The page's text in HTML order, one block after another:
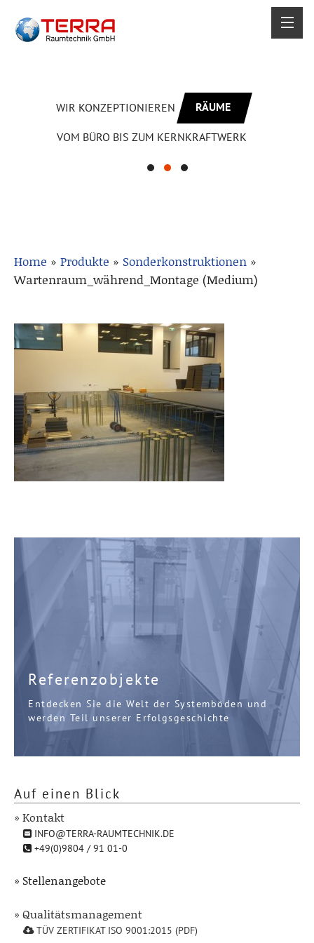
WIR KONZEPTIONIEREN RÄUME
VOM BÜRO BIS ZUM KERNKRAFTWERK
Home » Produkte » Sonderkonstruktionen »
Wartenraum_während_Montage (Medium)
Referenzobjekte
Entdecken Sie die Welt der Systemböden und
werden Teil unserer Erfolgsgeschichte
Auf einen Blick
» Kontakt
INFO@TERRA-RAUMTECHNIK.DE
+49(0)9804 / 91 01-0
» Stellenangebote
» Qualitätsmanagement
TÜV ZERTIFIKAT ISO 9001:2015 (PDF)